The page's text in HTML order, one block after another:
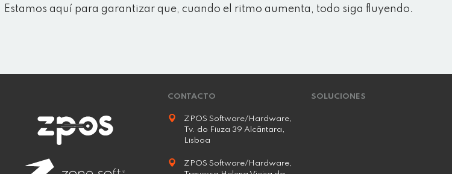
Estamos aquí para garantizar que, cuando el ritmo aumenta, todo siga fluyendo.
CONTACTO
ZPOS Software/Hardware,
Tv. do Fiuza 39 Alcântara,
Lisboa
ZPOS Software/Hardware,
SOLUCIONES